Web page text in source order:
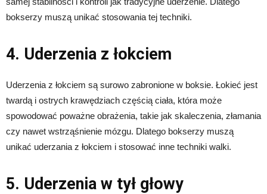
bokserzy muszą unikać stosowania tej techniki.
4. Uderzenia z łokciem
Uderzenia z łokciem są surowo zabronione w boksie. Łokieć jest
twardą i ostrych krawędziach częścią ciała, która może
spowodować poważne obrażenia, takie jak skaleczenia, złamania
czy nawet wstrząśnienie mózgu. Dlatego bokserzy muszą
unikać uderzania z łokciem i stosować inne techniki walki.
5. Uderzenia w tył głowy